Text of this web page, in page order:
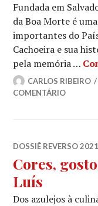
Fundada em
da Boa Morte é
importantes do
Cachoeira e sua
pela memória …
CARLOS RIBEIRO
COMENTÁRIO
DOSSIÊ REVERSO 2021
Cores,
Luís
Dos azulejos à